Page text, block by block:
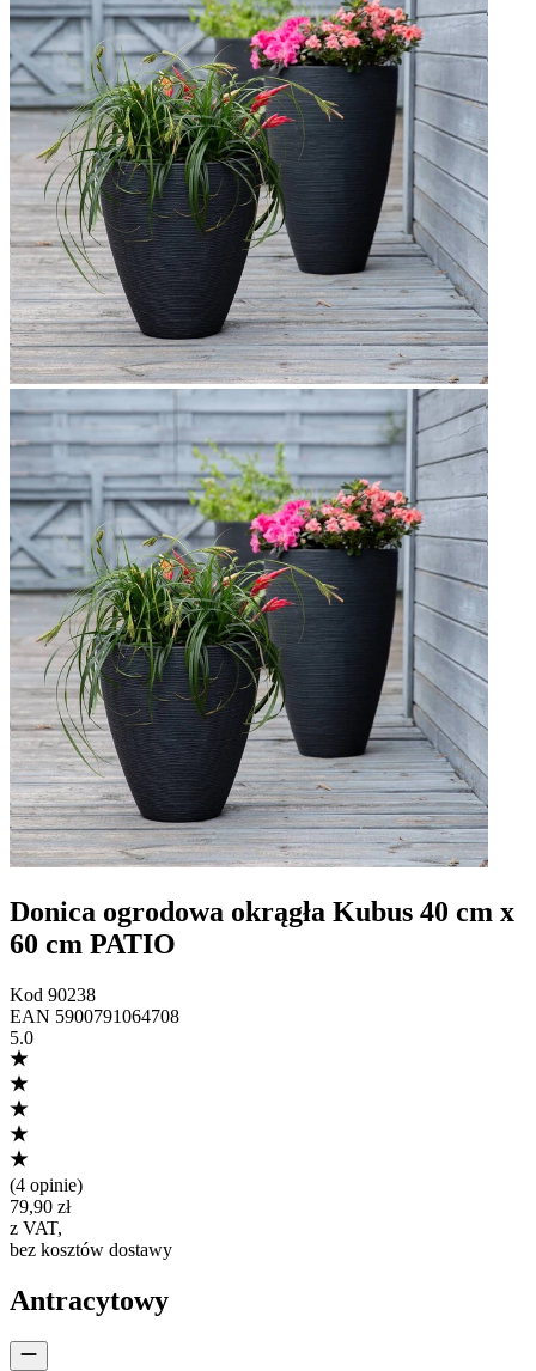
Donica ogrodowa okrągła Kubus 40 cm x
60 cm PATIO
Kod 90238
EAN 5900791064708
5.0
(4 opinie)
79,90 zł
z VAT,
bez kosztów dostawy
Antracytowy